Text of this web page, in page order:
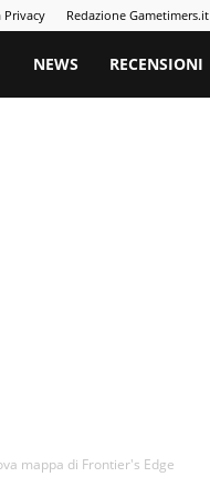
Redazione Gametimers.it
Gametimers
NEWS RECENSIONI
mappa di Frontier's Edge